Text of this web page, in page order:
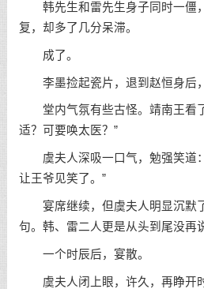
韩先生和雷先生身子同时一僵
复，却多了几分呆滞。
成了。
李墨捡起瓷片，退到赵恒身后，
堂内气氛有些古怪。靖南王看
适？可要唤太医？”
虞夫人深吸一口气，勉强笑道：
让王爷见笑了。”
宴席继续，但虞夫人明显沉默
句。韩、雷二人更是从头到尾没再
一个时辰后，宴散。
虞夫人闭上眼，许久，再睁开